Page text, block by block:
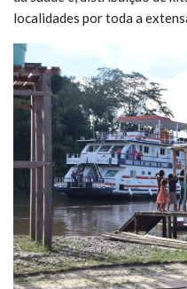
localidades por toda a